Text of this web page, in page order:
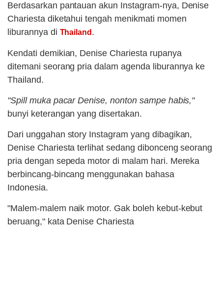
Berdasarkan pantauan akun Instagram-nya, Denise
Chariesta diketahui tengah menikmati momen
liburannya di Thailand .
Kendati demikian, Denise Chariesta rupanya
ditemani seorang pria dalam agenda liburannya ke
Thailand.
"Spill muka pacar Denise, nonton sampe habis,"
bunyi keterangan yang disertakan.
Dari unggahan story Instagram yang dibagikan,
Denise Chariesta terlihat sedang dibonceng seorang
pria dengan sepeda motor di malam hari. Mereka
berbincang-bincang menggunakan bahasa
Indonesia.
"Malem-malem naik motor. Gak boleh kebut-kebut
beruang," kata Denise Chariesta